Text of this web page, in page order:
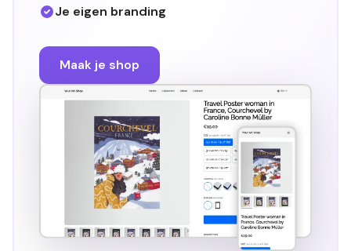
Je eigen branding
Maak je shop